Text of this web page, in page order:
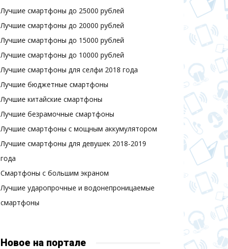
Лучшие смартфоны до 25000 рублей
Лучшие смартфоны до 20000 рублей
Лучшие смартфоны до 15000 рублей
Лучшие смартфоны до 10000 рублей
Лучшие смартфоны для селфи 2018 года
Лучшие бюджетные смартфоны
Лучшие китайские смартфоны
Лучшие безрамочные смартфоны
Лучшие смартфоны с мощным аккумулятором
Лучшие смартфоны для девушек 2018-2019
года
Смартфоны с большим экраном
Лучшие ударопрочные и водонепроницаемые
смартфоны
Новое на портале